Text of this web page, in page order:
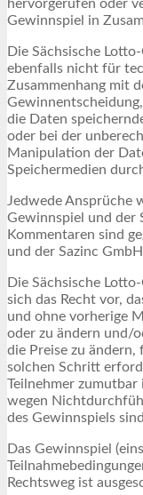
hervorgerufen oder
Gewinnspiel in
Die Sächsische
ebenfalls nicht für
Zusammenhang mit
die Daten
oder bei der
Manipulation der
Speichermedien
Jedwede Ansprüche
Gewinnspiel und der
Kommentaren sind
und der Sazinc
Die Sächsische
sich das Recht vor,
und ohne vorherige
oder zu ändern und/
die Preise zu ändern,
solchen Schritt
Teilnehmer zumutbar
wegen
des Gewinnspiels
Das Gewinnspiel
Rechtsweg ist